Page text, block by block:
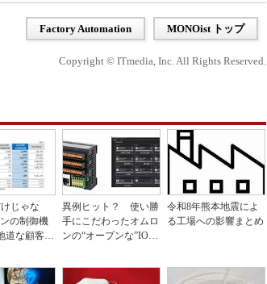
Factory Automation MONOist トップ
Copyright © ITmedia, Inc. All Rights Reserved.
じゃな
の制御機
道な顧客基
異例ヒット？ 使い勝
手にこだわったオムロ
ンの“オープンな”IO-L
令和8年熊本地震によ
る工場への影響まとめ